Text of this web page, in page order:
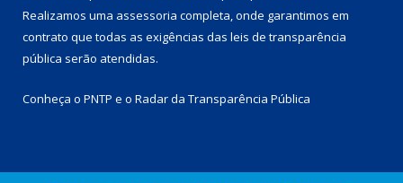
Realizamos uma assessoria completa, onde garantimos em
contrato que todas as exigências das leis de transparência
pública serão atendidas.
Conheça o PNTP e o Radar da Transparência Pública